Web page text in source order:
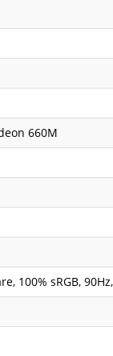
660M
100% sRGB,